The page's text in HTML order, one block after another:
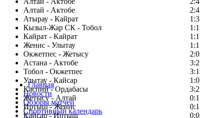
Алтай - Актобе
2:4
Атырау - Кайрат
1:3
Кызыл-Жар СК - Тобол
1:1
Кайрат - Кайрат
1:1
Женис - Улытау
1:1
Окжетпес - Жетысу
2:0
Астана - Актобе
3:2
Тобол - Окжетпес
3:1
Улытау - Кайсар
1:0
Каспий - Ордабасы
3:2
Жетысу - Алтай
0:1
Иртыш - Женис
0:1
Кайсар - Иртыш
0:0
Главная
Новости
Обзоры матчей
Спортивный календарь